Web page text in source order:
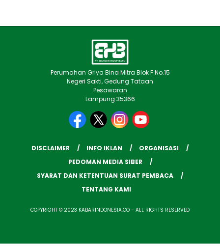
Perumahan Griya Bina Mitra Blok F No.15
Negeri Sakti, Gedung Tataan
Pesawaran
Lampung 35366
DISCLAIMER INFO IKLAN
ORGANISASI
PEDOMAN MEDIA SIBER
SYARAT DAN KETENTUAN SURAT PEMBACA
TENTANG KAMI
COPYRIGHT © 2023 KABARINDONESIA.CO - ALL RIGHTS RESERVED